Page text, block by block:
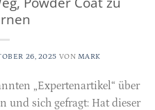
26, 2025 VON MARK
„Expertenartikel“ über
und sich gefragt: Hat dieser